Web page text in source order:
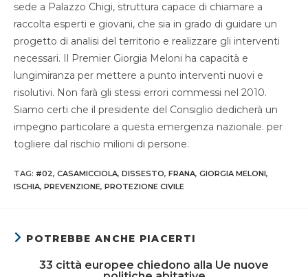
sede a Palazzo Chigi, struttura capace di chiamare a
raccolta esperti e giovani, che sia in grado di guidare un
progetto di analisi del territorio e realizzare gli interventi
necessari. Il Premier Giorgia Meloni ha capacità e
lungimiranza per mettere a punto interventi nuovi e
risolutivi. Non farà gli stessi errori commessi nel 2010.
Siamo certi che il presidente del Consiglio dedicherà un
impegno particolare a questa emergenza nazionale. per
togliere dal rischio milioni di persone.
TAG: #02, CASAMICCIOLA, DISSESTO, FRANA, GIORGIA MELONI,
ISCHIA, PREVENZIONE, PROTEZIONE CIVILE
POTREBBE ANCHE PIACERTI
33 città europee chiedono alla Ue nuove